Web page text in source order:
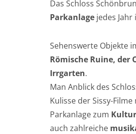
Das Schloss
Parkanlage jedes
Sehenswerte Objekte
Römische Ruine, der
Irrgarten.
Man Anblick des
Kulisse der Sissy-Filme
Parkanlage zum
auch zahlreiche